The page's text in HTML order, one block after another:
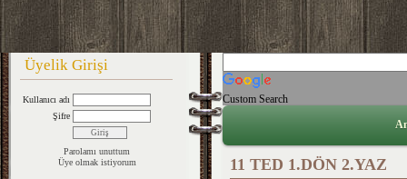
Üyelik Girişi
Kullanıcı adı
Şifre
Parolamı unuttum
Üye olmak istiyorum
Custom Search
11 TED 1.DÖN 2.YAZ